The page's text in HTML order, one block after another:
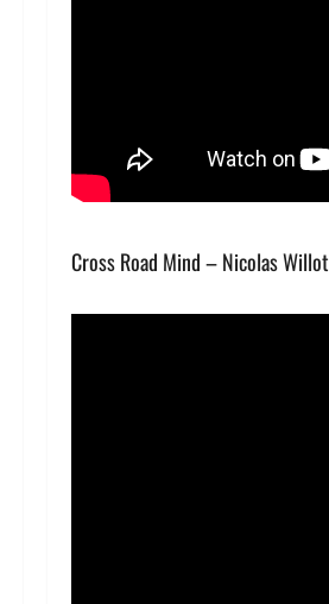
Cross Road Mind – Nicolas Willot